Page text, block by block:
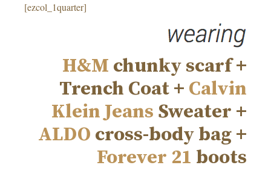
[ezcol_1quarter]
H&M chunky scarf +
Trench Coat + Calvin
Klein Jeans Sweater +
ALDO cross-body bag +
Forever 21 boots